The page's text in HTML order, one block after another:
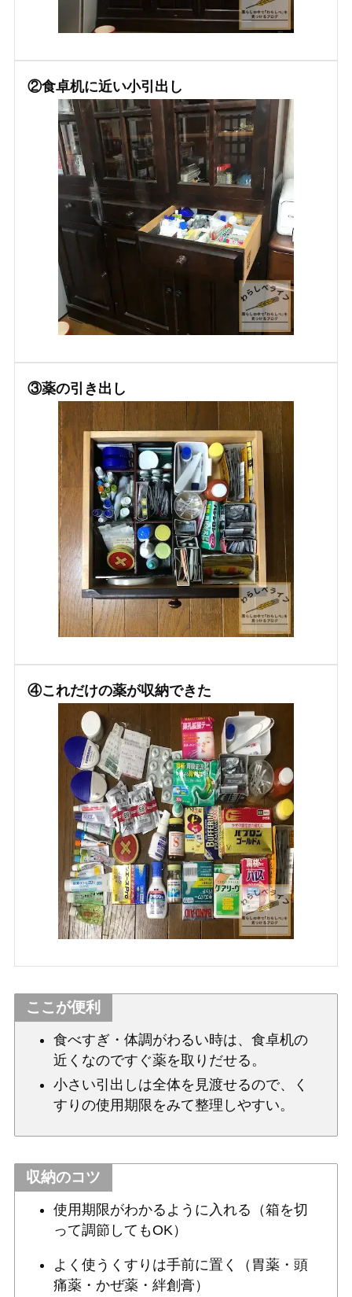
②食卓机に近い小引出し
③薬の引き出し
④これだけの薬が収納できた
ここが便利
食べすぎ・体調がわるい時は、食卓机の
近くなのですぐ薬を取りだせる。
小さい引出しは全体を見渡せるので、く
すりの使用期限をみて整理しやすい。
収納のコツ
使用期限がわかるように入れる（箱を切
って調節してもOK）
よく使うくすりは手前に置く（胃薬・頭
痛薬・かぜ薬・絆創膏）